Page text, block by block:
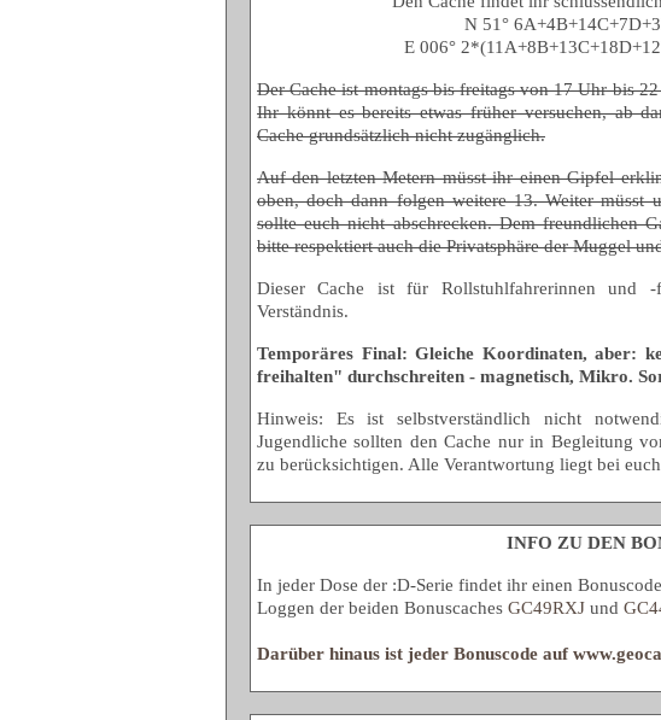
N 51°
E 006°
Der Cache ist montags bis freitags von 17 Uhr bis
Ihr könnt es bereits etwas früher versuchen, ab
Cache grundsätzlich nicht zugänglich.
Auf den letzten Metern müsst ihr einen Gipfel
oben, doch dann folgen weitere 13. Weiter müsst
sollte euch nicht abschrecken. Dem freundlichen
bitte respektiert auch die Privatsphäre der Muggel
Dieser Cache ist für Rollstuhlfahrerinnen und
Verständnis.
Temporäres Final: Gleiche Koordinaten, aber:
freihalten" durchschreiten - magnetisch, Mikro.
Hinweis: Es ist selbstverständlich nicht
Jugendliche sollten den Cache nur in Begleitung
zu berücksichtigen. Alle Verantwortung liegt bei
INFO ZU DEN
In jeder Dose der :D-Serie findet ihr einen
Loggen der beiden Bonuscaches GC49RXJ und
Darüber hinaus ist jeder Bonuscode auf